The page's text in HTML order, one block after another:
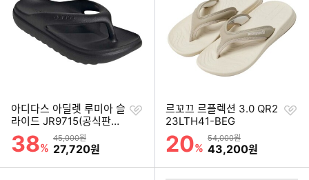
아디다스 아딜렛 루미아 슬
라이드 JR9715(공식판매
처)
할인률
38%
상품금액
45,000원
할인금액
27,720원
찜
르꼬끄 르플렉션 3.0 QR2
23LTH41-BEG
할인률
20%
상품금액
54,000원
할인금액
43,200원
찜